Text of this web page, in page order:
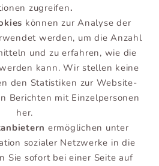
zugreifen.
können zur Analyse der
werden, um die Anzahl
und zu erfahren, wie die
kann. Wir stellen keine
den Statistiken zur Website-
Berichten mit Einzelpersonen
her.
ermöglichen unter
sozialer Netzwerke in die
Sie sofort bei einer Seite auf